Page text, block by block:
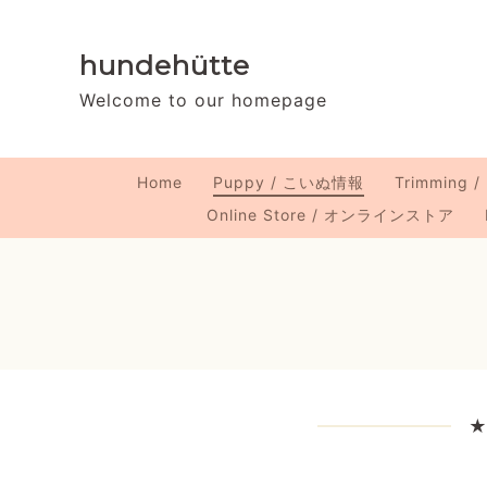
hundehütte
Welcome to our homepage
Home Puppy / こいぬ情報
Trimming /
Online Store / オンラインストア
★